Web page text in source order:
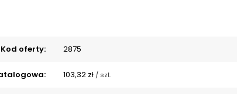
Kod oferty: 2875
103,32 zł / szt.